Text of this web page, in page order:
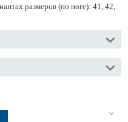
размеров (по ноге): 41, 42,